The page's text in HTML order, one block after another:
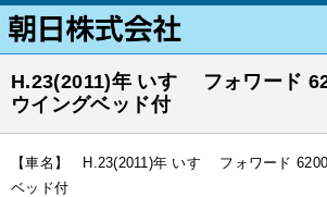
H.23(2011)年 いすゞ フォワード
ウイングベッド付
【車名】 H.23(2011)年 いすゞ フォワード
ベッド付